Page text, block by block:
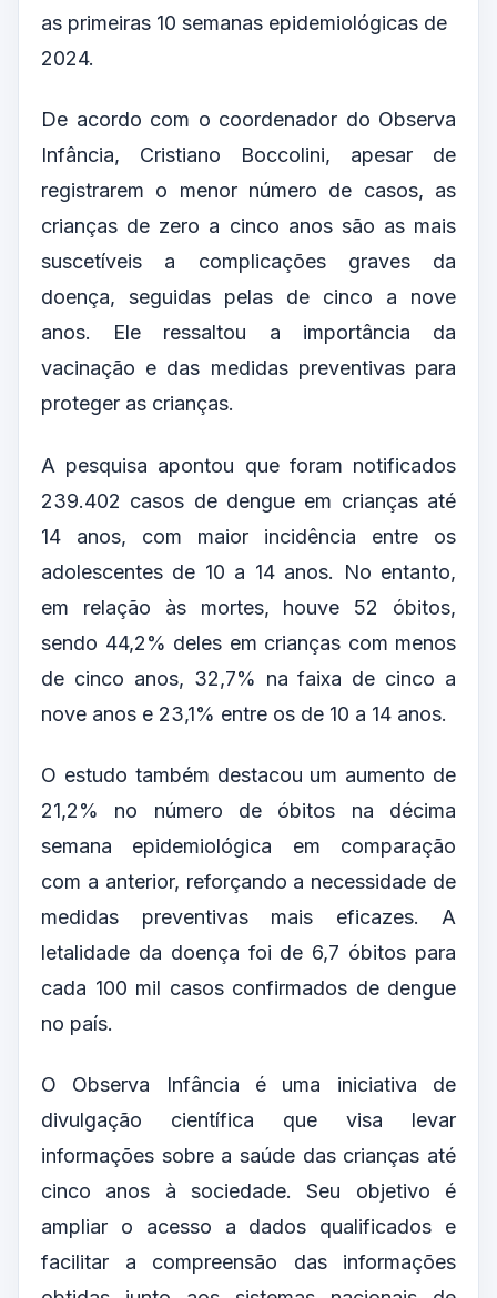
as primeiras 10 semanas epidemiológicas de
2024.
De acordo com o coordenador do Observa
Infância, Cristiano Boccolini, apesar de
registrarem o menor número de casos, as
crianças de zero a cinco anos são as mais
suscetíveis a complicações graves da
doença, seguidas pelas de cinco a nove
anos. Ele ressaltou a importância da
vacinação e das medidas preventivas para
proteger as crianças.
A pesquisa apontou que foram notificados
239.402 casos de dengue em crianças até
14 anos, com maior incidência entre os
adolescentes de 10 a 14 anos. No entanto,
em relação às mortes, houve 52 óbitos,
sendo 44,2% deles em crianças com menos
de cinco anos, 32,7% na faixa de cinco a
nove anos e 23,1% entre os de 10 a 14 anos.
O estudo também destacou um aumento de
21,2% no número de óbitos na décima
semana epidemiológica em comparação
com a anterior, reforçando a necessidade de
medidas preventivas mais eficazes. A
letalidade da doença foi de 6,7 óbitos para
cada 100 mil casos confirmados de dengue
no país.
O Observa Infância é uma iniciativa de
divulgação científica que visa levar
informações sobre a saúde das crianças até
cinco anos à sociedade. Seu objetivo é
ampliar o acesso a dados qualificados e
facilitar a compreensão das informações